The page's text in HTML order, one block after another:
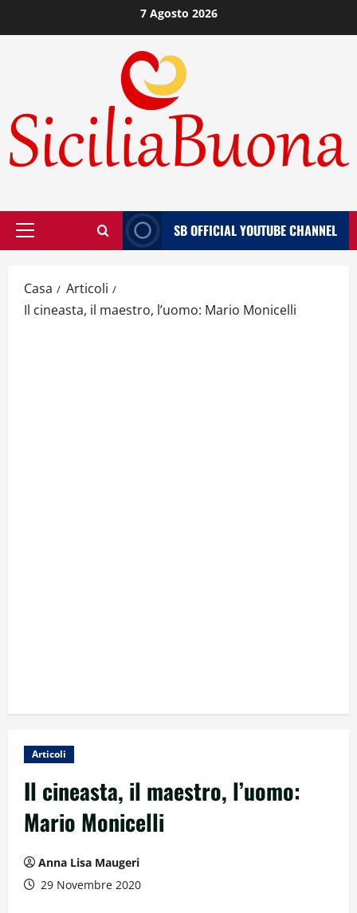
al
7 Agosto 2026
Menù
SB OFFICIAL YOUTUBE CHANNEL
Casa
Articoli
Il cineasta, il maestro, l’uomo: Mario Monicelli
Articoli
Il cineasta, il maestro, l’uomo:
Mario Monicelli
Anna Lisa Maugeri
29 Novembre 2020